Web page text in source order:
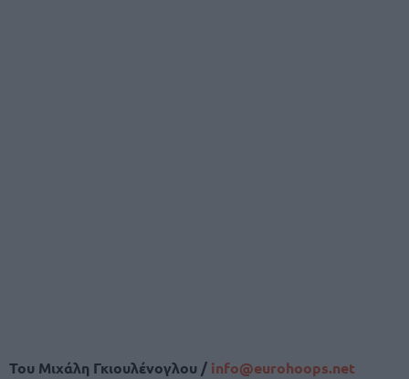
Του Μιχάλη Γκιουλένογλου / info@eurohoops.net